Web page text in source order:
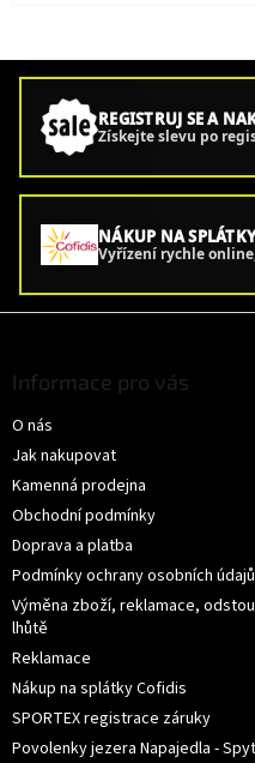
REGISTRUJ SE A
Získejte slevu po
NÁKUP NA
Vyřízení rychle
Informace pro vás
O nás
Jak nakupovat
Kamenná prodejna
Obchodní podmínky
Doprava a platba
Podmínky ochrany osobních údajů
Výměna zboží, reklamace,
lhůtě
Reklamace
Nákup na splátky Cofidis
SPORTEX registrace záruky
Povolenky jezera Napajedla -